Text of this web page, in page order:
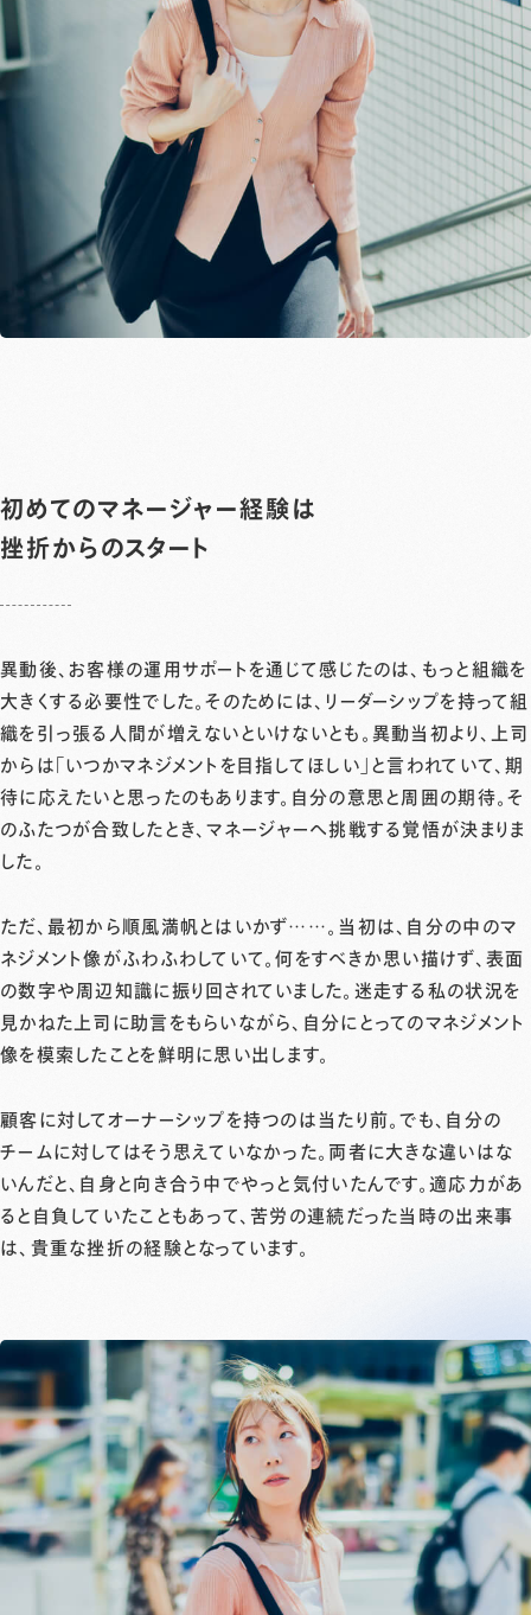
初めてのマネージャー経験は
挫折からのスタート
異動後、お客様の運用サポートを通じて感じたのは、もっと組織を
大きくする必要性でした。そのためには、リーダーシップを持って組
織を引っ張る人間が増えないといけないとも。異動当初より、上司
からは「いつかマネジメントを目指してほしい」と言われていて、期
待に応えたいと思ったのもあります。自分の意思と周囲の期待。そ
のふたつが合致したとき、マネージャーへ挑戦する覚悟が決まりま
した。
ただ、最初から順風満帆とはいかず……。当初は、自分の中のマ
ネジメント像がふわふわしていて。何をすべきか思い描けず、表面
の数字や周辺知識に振り回されていました。迷走する私の状況を
見かねた上司に助言をもらいながら、自分にとってのマネジメント
像を模索したことを鮮明に思い出します。
顧客に対してオーナーシップを持つのは当たり前。でも、自分の
チームに対してはそう思えていなかった。両者に大きな違いはな
いんだと、自身と向き合う中でやっと気付いたんです。適応力があ
ると自負していたこともあって、苦労の連続だった当時の出来事
は、貴重な挫折の経験となっています。